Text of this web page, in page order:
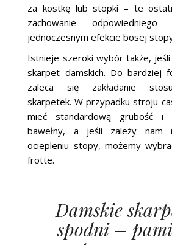
za kostkę lub stopki – te
zachowanie
jednoczesnym efekcie bosej
Istnieje szeroki wybór także,
skarpet damskich. Do bardziej
zaleca się zakładanie
skarpetek. W przypadku stroju
mieć standardową grubość
bawełny, a jeśli zależy nam
ociepleniu stopy, możemy
frotte.
Damskie
spodni –